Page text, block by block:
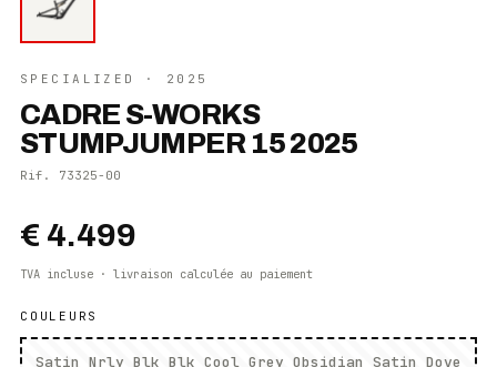
SPECIALIZED · 2025
CADRE S-WORKS
STUMPJUMPER 15 2025
Rif. 73325-00
€ 4.499
TVA incluse · livraison calculée au paiement
COULEURS
Satin Nrly Blk Blk Cool Grey Obsidian Satin Dove